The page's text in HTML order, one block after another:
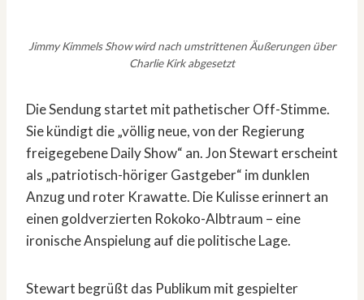
Jimmy Kimmels Show wird nach umstrittenen Äußerungen über
Charlie Kirk abgesetzt
Die Sendung startet mit pathetischer Off-Stimme.
Sie kündigt die „völlig neue, von der Regierung
freigegebene Daily Show“ an. Jon Stewart erscheint
als „patriotisch-höriger Gastgeber“ im dunklen
Anzug und roter Krawatte. Die Kulisse erinnert an
einen goldverzierten Rokoko-Albtraum – eine
ironische Anspielung auf die politische Lage.
Stewart begrüßt das Publikum mit gespielter